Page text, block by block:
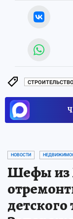
НОВОСТИ
Шефы из
детского